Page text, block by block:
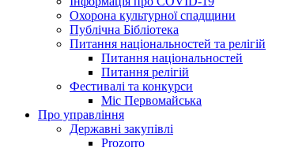
Охорона культурної спадщини
Публічна Бібліотека
Питання національностей та релігій
Питання національностей
Питання релігій
Фестивалі та конкурси
Міс Первомайська
Про управління
Державні закупівлі
Prozorro